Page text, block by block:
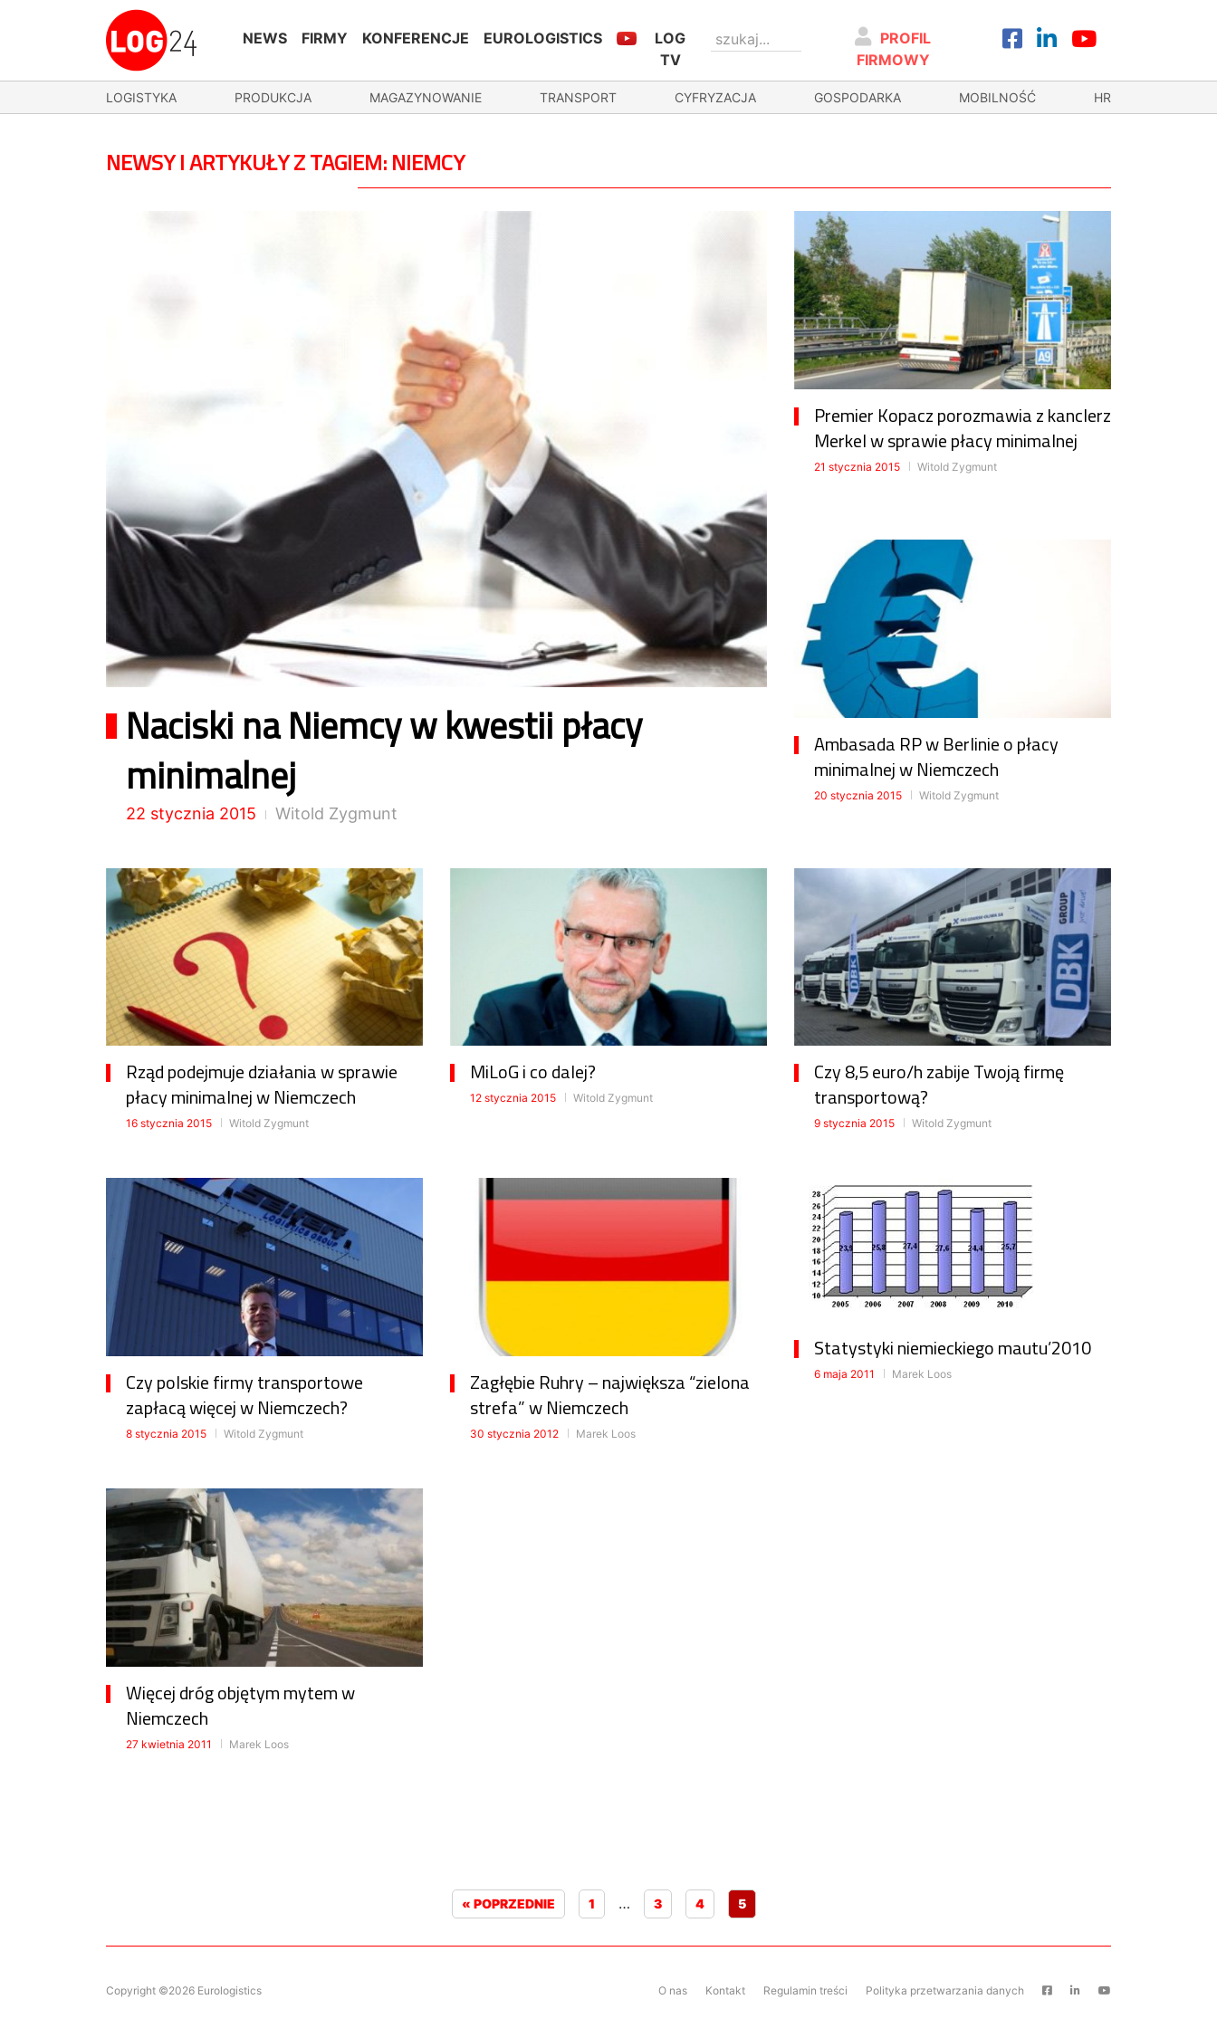
NEWS FIRMY KONFERENCJE EUROLOGISTICS
LOG
TV
PROFIL
FIRMOWY
LOGISTYKA PRODUKCJA MAGAZYNOWANIE TRANSPORT CYFRYZACJA GOSPODARKA MOBILNOŚĆ HR
NEWSY I ARTYKUŁY Z TAGIEM: NIEMCY
Naciski na Niemcy w kwestii płacy
minimalnej
22 stycznia 2015 Witold Zygmunt
Premier Kopacz porozmawia z kanclerz
Merkel w sprawie płacy minimalnej
21 stycznia 2015 Witold Zygmunt
Ambasada RP w Berlinie o płacy
minimalnej w Niemczech
20 stycznia 2015 Witold Zygmunt
Rząd podejmuje działania w sprawie
płacy minimalnej w Niemczech
16 stycznia 2015 Witold Zygmunt
MiLoG i co dalej?
12 stycznia 2015 Witold Zygmunt
Czy 8,5 euro/h zabije Twoją firmę
transportową?
9 stycznia 2015 Witold Zygmunt
Czy polskie firmy transportowe
zapłacą więcej w Niemczech?
8 stycznia 2015 Witold Zygmunt
Zagłębie Ruhry – największa “zielona
strefa” w Niemczech
30 stycznia 2012 Marek Loos
Statystyki niemieckiego mautu’2010
6 maja 2011 Marek Loos
Więcej dróg objętym mytem w
Niemczech
27 kwietnia 2011 Marek Loos
« POPRZEDNIE 1 … 3 4 5
Copyright ©2026 Eurologistics O nas Kontakt Regulamin treści Polityka przetwarzania danych